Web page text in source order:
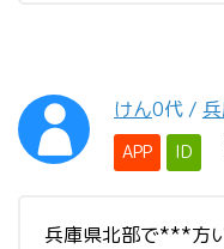
けん0代 /
APP ID
兵庫県北部で***方